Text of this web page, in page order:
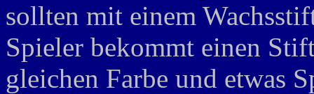
sollten mit einem
Spieler bekommt einen
gleichen Farbe und etwas